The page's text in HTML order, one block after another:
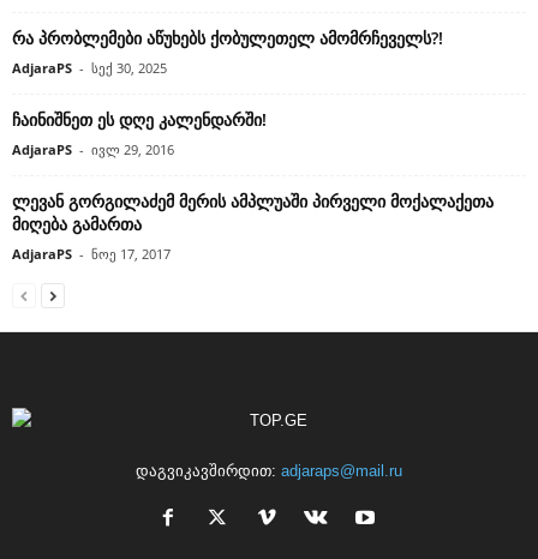
რა პრობლემები აწუხებს ქობულეთელ ამომრჩეველს?!
AdjaraPS - სექ 30, 2025
ჩაინიშნეთ ეს დღე კალენდარში!
AdjaraPS - ივლ 29, 2016
ლევან გორგილაძემ მერის ამპლუაში პირველი მოქალაქეთა
მიღება გამართა
AdjaraPS - ნოე 17, 2017
დაგვიკავშირდით: adjaraps@mail.ru